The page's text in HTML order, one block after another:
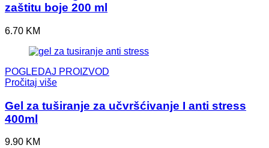
zaštitu boje 200 ml
6.70 KM
POGLEDAJ PROIZVOD
Pročitaj više
Gel za tuširanje za učvršćivanje I anti stress
400ml
9.90 KM